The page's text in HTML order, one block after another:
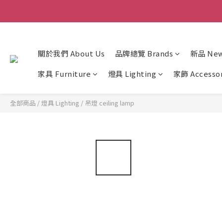
關於我們 About Us 品牌總覽 Brands
新品
家具 Furniture
燈具 Lighting 家飾
全部商品 /燈具 Lighting / 吊燈 ceiling lamp